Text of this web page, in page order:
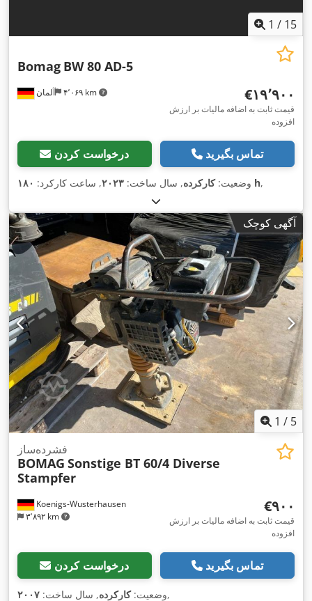
1 / 15
آلمان ۴٬۰۶۹ km
Bomag BW 80 AD-5
‎€۱۹٬۹۰۰
قیمت ثابت به اضافه مالیات بر ارزش
افزوده
درخواست کردن تماس بگیرید
وضعیت:کارکرده, سال ساخت: ۲۰۲۳, ساعت کارکرد: ۱۸۰ h,
آگهی کوچک
1 / 5
Koenigs-Wusterhausen
۳٬۸۹۲ km
فشرده‌ساز
BOMAG Sonstige BT 60/4 Diverse
Stampfer
‎€۹۰۰
قیمت ثابت به اضافه مالیات بر ارزش
افزوده
درخواست کردن تماس بگیرید
وضعیت:کارکرده, سال ساخت: ۲۰۰۷ ,